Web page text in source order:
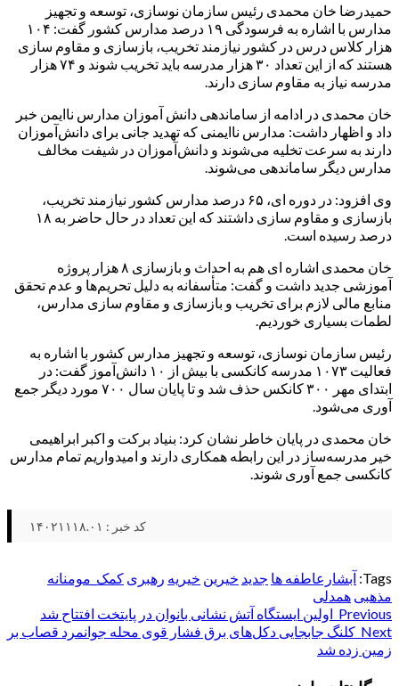
حمیدرضا خان محمدی رئیس سازمان نوسازی، توسعه و تجهیز
مدارس با اشاره به فرسودگی ۱۹ درصد مدارس کشور گفت: ۱۰۴
هزار کلاس درس در کشور نیازمند تخریب، بازسازی و مقاوم سازی
هستند که از این تعداد ۳۰ هزار مدرسه باید تخریب شوند و ۷۴ هزار
مدرسه نیاز به مقاوم سازی دارند.
خان محمدی در ادامه از ساماندهی دانش آموزان مدارس ناایمن خبر
داد و اظهار داشت: مدارس ناایمنی که تهدید جانی برای دانش‌آموزان
دارند به سرعت تخلیه می‌شوند و دانش‌‌آموزان در شیفت مخالف
مدارس دیگر ساماندهی می‌شوند.
وی افزود: در دوره ای، ۶۵ درصد مدارس کشور نیازمند تخریب،
بازسازی و مقاوم سازی داشتند که این تعداد در حال حاضر به ۱۸
درصد رسیده است.
خان محمدی اشاره ای هم به احداث و بازسازی ۸ هزار پروژه
آموزشی جدید داشت و گفت: متأسفانه به دلیل تحریم‌ها و عدم تحقق
منابع مالی لازم برای تخریب و بازسازی و مقاوم سازی مدارس،
لطمات بسیاری خوردیم.
رئیس سازمان نوسازی، توسعه و تجهیز مدارس کشور با اشاره به
فعالیت ۱۰۷۳ مدرسه کانکسی با بیش از ۱۰ دانش‌آموز گفت: در
ابتدای مهر ۳۰۰ کانکس حذف شد و تا پایان سال ۷۰۰ مورد دیگر جمع
آوری می‌شود.
خان محمدی در پایان خاطر نشان کرد: بنیاد برکت و اکبر ابراهیمی
خیر مدرسه‌ساز در این رابطه همکاری دارند و امیدواریم تمام مدارس
کانکسی جمع آوری شوند.‌
کد خبر : ۱۴۰۲۱۱۱۸.۰۱
Tags: آبشارعاطفه ها جدید خیرین خیریه رهبری کمک_مومنانه
مذهبی همدلی
Post
navigation
Previous اولین ایستگاه آتش نشانی بانوان در پایتخت افتتاح شد
Next کلنگ جابجایی دکل‌های برق فشار قوی محله جوانمرد قصاب بر
زمین زده شد